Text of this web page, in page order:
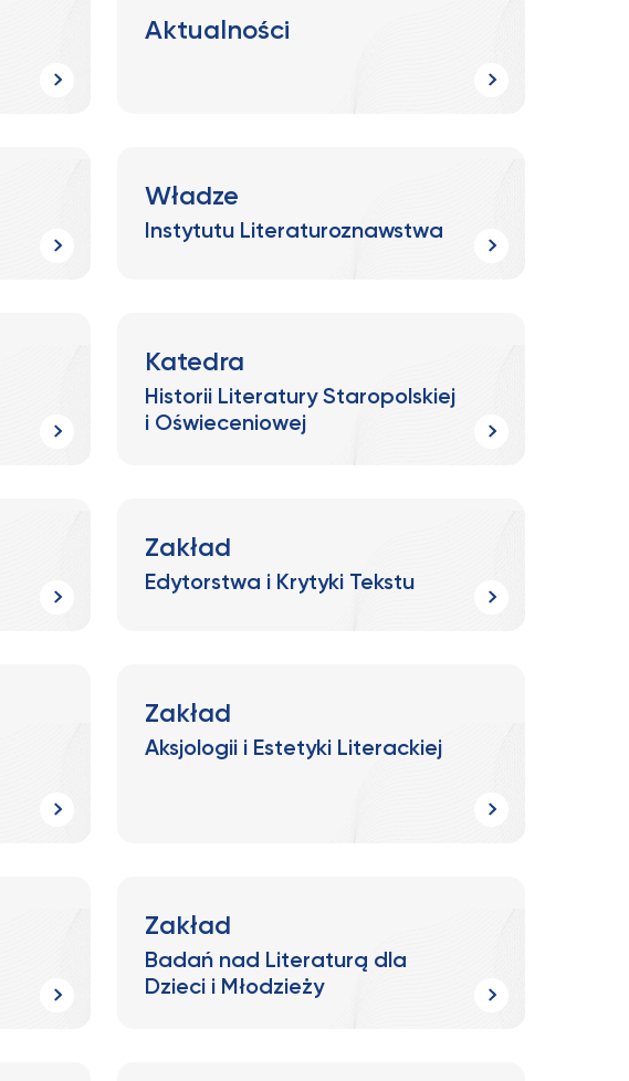
Aktualności
Władze
Instytutu Literaturoznawstwa
Katedra
Historii Literatury Staropolskiej
i Oświeceniowej
Zakład
Edytorstwa i Krytyki Tekstu
Zakład
Aksjologii i Estetyki Literackiej
Zakład
Badań nad Literaturą dla
Dzieci i Młodzieży